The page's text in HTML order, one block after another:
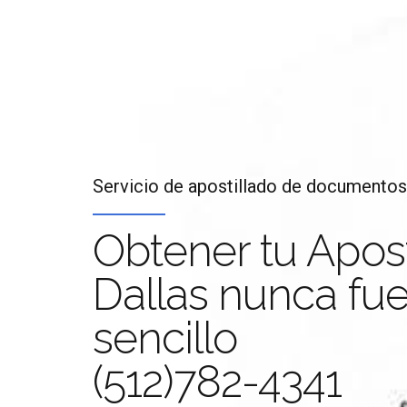
Servicio de apostillado de documentos
Obtener tu
Dallas nunca
sencillo
(512)782-4341